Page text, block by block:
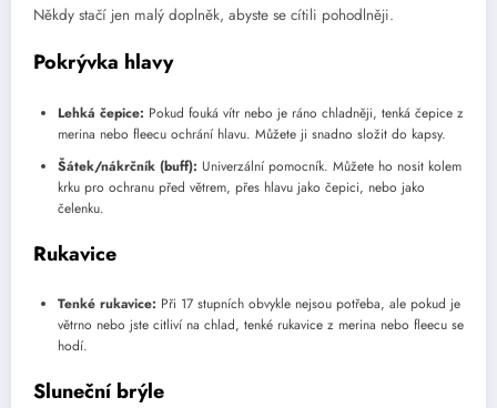
Někdy stačí jen malý doplněk, abyste se cítili pohodlněji.
Pokrývka hlavy
Lehká čepice: Pokud fouká vítr nebo je ráno chladněji, tenká čepice z
merina nebo fleecu ochrání hlavu. Můžete ji snadno složit do kapsy.
Šátek/nákrčník (buff): Univerzální pomocník. Můžete ho nosit kolem
krku pro ochranu před větrem, přes hlavu jako čepici, nebo jako
čelenku.
Rukavice
Tenké rukavice: Při 17 stupních obvykle nejsou potřeba, ale pokud je
větrno nebo jste citliví na chlad, tenké rukavice z merina nebo fleecu se
hodí.
Sluneční brýle